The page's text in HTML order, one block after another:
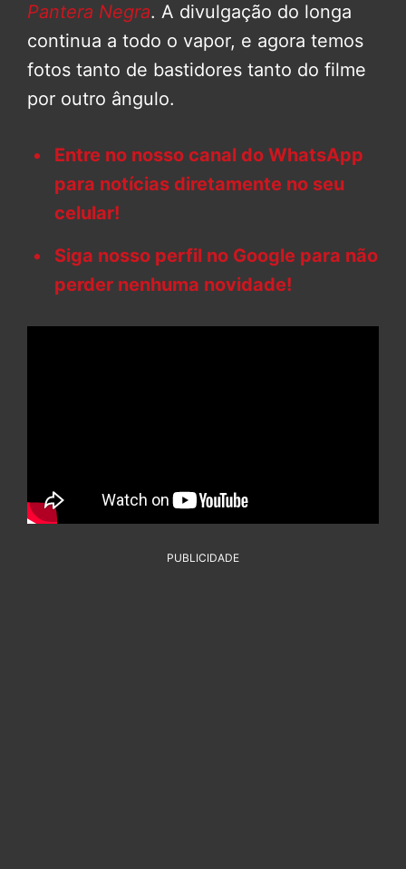
Pantera Negra. A divulgação do longa
continua a todo o vapor, e agora temos
fotos tanto de bastidores tanto do filme
por outro ângulo.
Entre no nosso canal do WhatsApp
para notícias diretamente no seu
celular!
Siga nosso perfil no Google para não
perder nenhuma novidade!
PUBLICIDADE